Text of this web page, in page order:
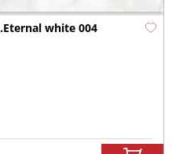
white 004